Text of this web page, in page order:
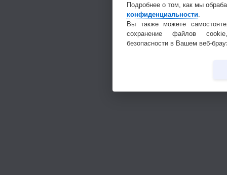
Подробнее о том, как мы
конфиденциальности
Вы также можете
сохранение файлов
безопасности в Вашем веб-